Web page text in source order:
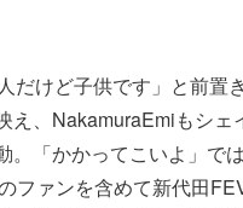
だけど子供です」と前置
、NakamuraEmiもシェ
「かかってこいよ」で
ファンを含めて新代田